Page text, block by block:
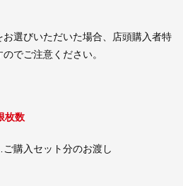
お選びいただいた場合、店頭購入者特
でご注意ください。
枚数
購入セット分のお渡し